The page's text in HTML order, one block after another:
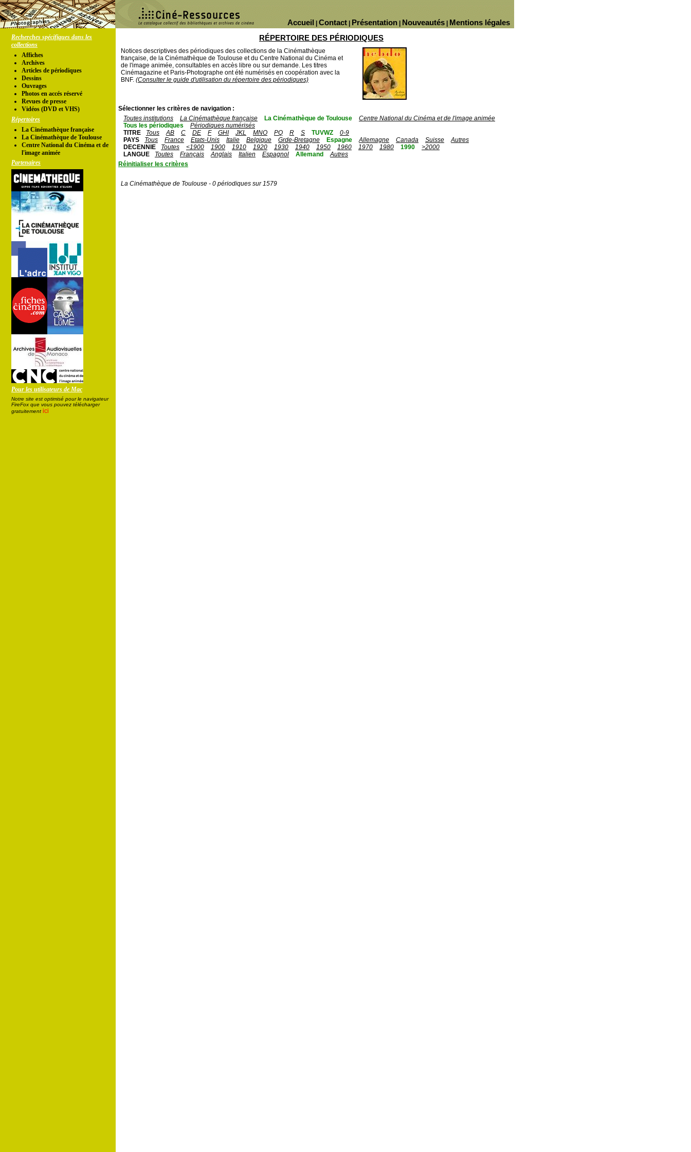
Mentions légales
Nouveautés
Présentation
Contact
Accueil
Recherches spécifiques dans les
collections
Affiches
Archives
Articles de périodiques
Dessins
Ouvrages
Photos en accés réservé
Revues de presse
Vidéos (DVD et VHS)
Répertoires
La Cinémathèque française
La Cinémathèque de Toulouse
Centre National du Cinéma et de
l'image animée
Partenaires
Pour les utilisateurs de Mac
Notre site est optimisé pour le navigateur
FireFox que vous pouvez télécharger
gratuitement ici
RÉPERTOIRE DES PÉRIODIQUES
Notices descriptives des périodiques des collections de la Cinémathèque
française, de la Cinémathèque de Toulouse et du Centre National du Cinéma et
de l'image animée, consultables en accès libre ou sur demande. Les titres
Cinémagazine et Paris-Photographe ont été numérisés en coopération avec la
BNF. (Consulter le guide d'utilisation du répertoire des périodiques)
Sélectionner les critères de navigation :
Toutes institutions
La Cinémathèque française La Cinémathèque de Toulouse
Centre National du Cinéma et de l'image animée
Tous les périodiques
Périodiques numérisés
TITRE
Tous AB C DE F GHI JKL MNO PQ R S TUVWZ
0-9
PAYS
Tous France Etats-Unis Italie Belgique Grde-Bretagne Espagne Allemagne Canada Suisse
Autres
DECENNIE
Toutes <1900 1900 1910 1920 1930 1940 1950 1960 1970 1980 1990
>2000
LANGUE
Toutes Français Anglais Italien Espagnol Allemand
Autres
Réinitialiser les critères
La Cinémathèque de Toulouse - 0 périodiques sur 1579